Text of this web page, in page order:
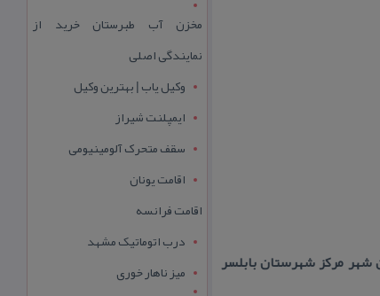
شهر مركز شهرستان بابلسر
مخزن آب طبرستان خرید از
نمایندگی اصلی
وکیل یاب | بهترین وکیل
ایمپلنت شیراز
سقف متحرک آلومینیومی
اقامت یونان
اقامت فرانسه
درب اتوماتیک مشهد
میز ناهار خوری